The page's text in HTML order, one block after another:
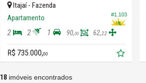
#1.103
Itajaí - Fazenda
Apartamento
2 2 1 90,00 62,22
R$ 735.000,00
18imóveis encontrados